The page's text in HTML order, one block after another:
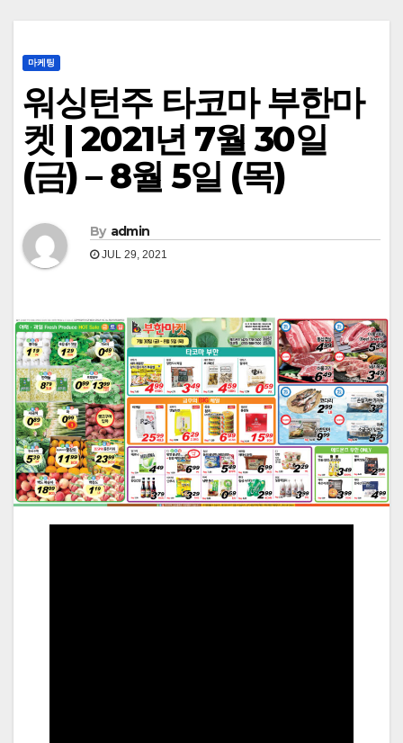
마케팅
워싱턴주 타코마 부한마
켓 | 2021년 7월 30일
(금) – 8월 5일 (목)
By admin
JUL 29, 2021